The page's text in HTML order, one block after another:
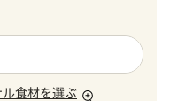
食材を選ぶ